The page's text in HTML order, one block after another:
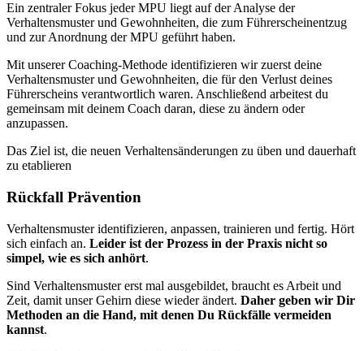
Ein zentraler Fokus jeder MPU liegt auf der Analyse der
Verhaltensmuster und Gewohnheiten, die zum Führerscheinentzug
und zur Anordnung der MPU geführt haben.
Mit unserer Coaching-Methode identifizieren wir zuerst deine
Verhaltensmuster und Gewohnheiten, die für den Verlust deines
Führerscheins verantwortlich waren. Anschließend arbeitest du
gemeinsam mit deinem Coach daran, diese zu ändern oder
anzupassen.
Das Ziel ist, die neuen Verhaltensänderungen zu üben und dauerhaft
zu etablieren
Rückfall Prävention
Verhaltensmuster identifizieren, anpassen, trainieren und fertig. Hört
sich einfach an. Leider ist der Prozess in der Praxis nicht so
simpel, wie es sich anhört.
Sind Verhaltensmuster erst mal ausgebildet, braucht es Arbeit und
Zeit, damit unser Gehirn diese wieder ändert. Daher geben wir Dir
Methoden an die Hand, mit denen Du Rückfälle vermeiden
kannst.